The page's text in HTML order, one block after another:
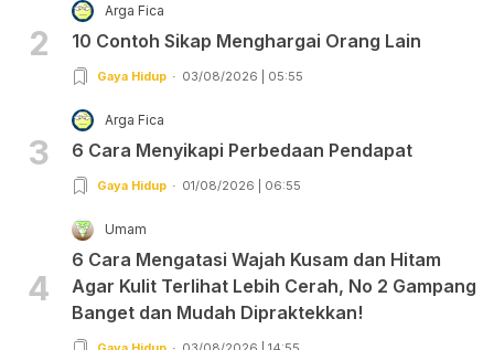
2
Arga Fica
10 Contoh Sikap Menghargai Orang Lain
Gaya Hidup 03/08/2026 | 05:55
3
Arga Fica
6 Cara Menyikapi Perbedaan Pendapat
Gaya Hidup 01/08/2026 | 06:55
4
Umam
6 Cara Mengatasi Wajah Kusam dan Hitam
Agar Kulit Terlihat Lebih Cerah, No 2 Gampang
Banget dan Mudah Dipraktekkan!